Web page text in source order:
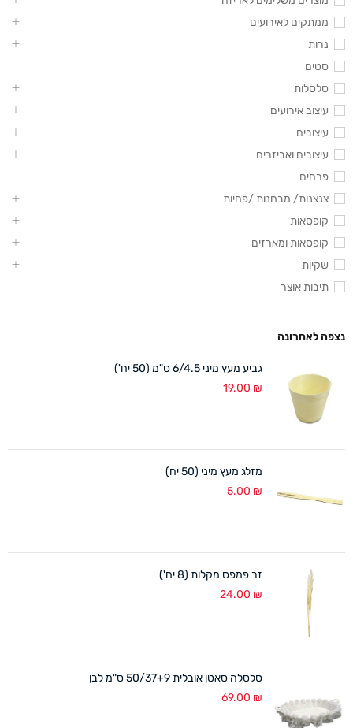
ממתקים לאירועים
נרות
סטים
סלסלות
עיצוב אירועים
עיצובים
עיצובים ואביזרים
פרחים
צנצנות/ מבחנות /פחיות
קופסאות
קופסאות ומארזים
שקיות
תיבות אוצר
נצפה לאחרונה
גביע מעץ מיני 6/4.5 ס"מ (50 יח')
19.00 ₪
מזלג מעץ מיני (50 יח)
5.00 ₪
זר פמפס מקלות (8 יח')
24.00 ₪
סלסלה סאטן אובלית 50/37+9 ס"מ לבן
69.00 ₪